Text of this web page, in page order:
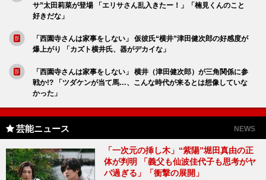
サ”太田莉菜が登場 「エリサさん乱入きたー！」「楠見くんのこと
好きだな」
「西園寺さんは家事をしない」 仮彼氏“横井”津田健次郎の好感度が
爆上がり 「カズト横井氏、器がデカイな」
「西園寺さんは家事をしない」 横井（津田健次郎）が三角関係に参
戦か!? 「ツダケンが当て馬…、こんな時代が来るとは想像していな
かった」
芸能ニュース NEWS
「一次元の挿し木」“紫陽”堀田真由の正
体が判明 「義父も仙波佳代子も思考がヤ
バ過ぎる」「衝撃の展開」